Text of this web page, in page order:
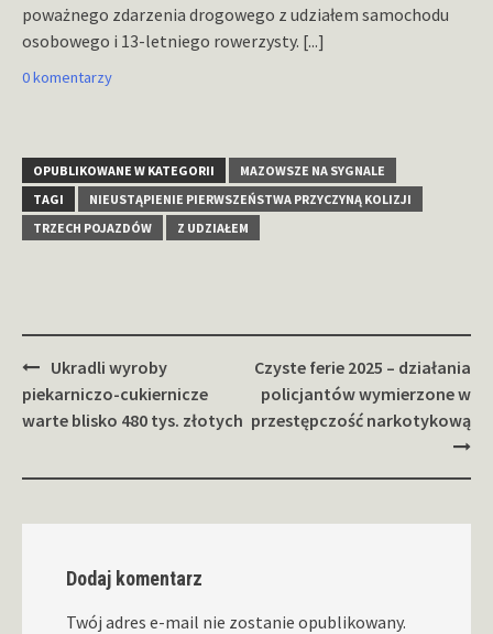
poważnego zdarzenia drogowego z udziałem samochodu
osobowego i 13-letniego rowerzysty. [...]
0 komentarzy
OPUBLIKOWANE W KATEGORII
MAZOWSZE NA SYGNALE
TAGI
NIEUSTĄPIENIE PIERWSZEŃSTWA PRZYCZYNĄ KOLIZJI
TRZECH POJAZDÓW
Z UDZIAŁEM
Zobacz
wpisy
Ukradli wyroby
piekarniczo-cukiernicze
warte blisko 480 tys. złotych
Czyste ferie 2025 – działania
policjantów wymierzone w
przestępczość narkotykową
Dodaj komentarz
Twój adres e-mail nie zostanie opublikowany.